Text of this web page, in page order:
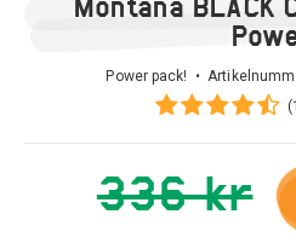
Power pack! •
336 kr